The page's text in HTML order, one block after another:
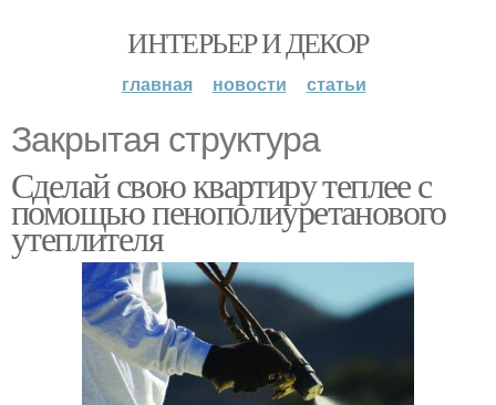
ИНТЕРЬЕР И ДЕКОР
главная новости статьи
Закрытая структура
Сделай свою квартиру теплее с
помощью пенополиуретанового
утеплителя